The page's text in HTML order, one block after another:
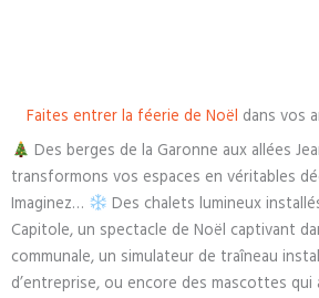
Faites entrer la féerie de Noël dans vos
Des berges de la Garonne aux allées
transformons vos espaces en véritables
Imaginez…
Des chalets lumineux
Capitole, un spectacle de Noël captivant
communale, un simulateur de traîneau
d’entreprise, ou encore des mascottes qui